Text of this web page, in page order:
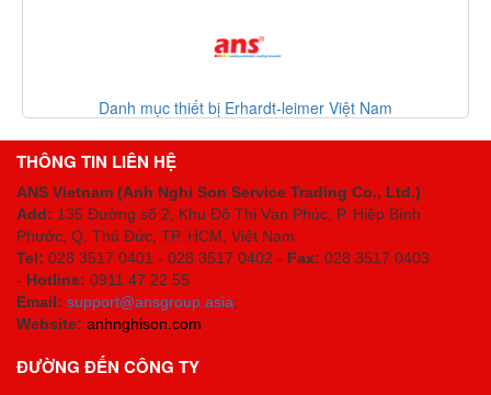
Danh mục thiết bị Erhardt-leimer Việt Nam
THÔNG TIN LIÊN HỆ
ANS Vietnam (Anh Nghi Son Service Trading Co., Ltd.)
Add: 135 Đường số 2, Khu Đô Thị Vạn Phúc, P. Hiệp Bình
Phước, Q. Thủ Đức, TP. HCM , Việt Nam
Tel: 028 3517 0401 - 028 3517 0402 - Fax: 028 3517 0403
- Hotline: 0911 47 22 55
Email: support@ansgroup.asia;
Website: anhnghison.com
ĐƯỜNG ĐẾN CÔNG TY